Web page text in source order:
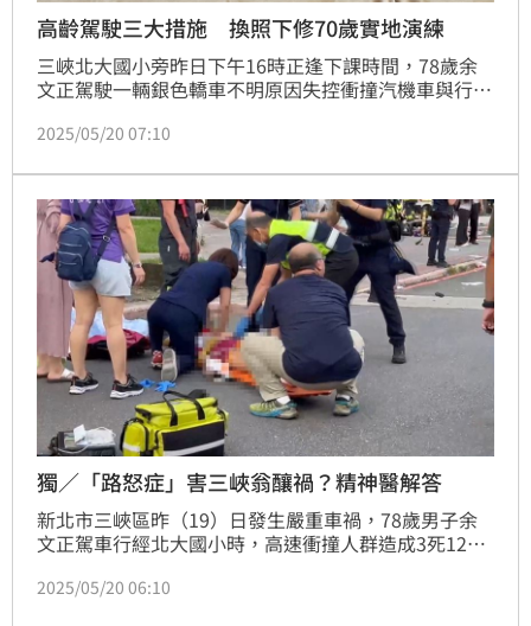
高齡駕駛三大措施 換照下修70歲實地演練
三峽北大國小旁昨日下午16時正逢下課時間，78歲余
文正駕駛一輛銀色轎車不明原因失控衝撞汽機車與行
自撞分隔島重傷昏迷，高齡駕駛疑慮也再度浮上檯面。
度」記者會，交通部長陳世凱表示，
2025/05/20 07:10
獨／「路怒症」害三峽翁釀禍？精神醫解答
新北市三峽區昨（19）日發生嚴重車禍，78歲男子余
文正駕車行經北大國小時，高速衝撞人群造成3死12
準備接孩子放學的家長。不少網友懷疑，余文正他恐是
2025/05/20 06:10